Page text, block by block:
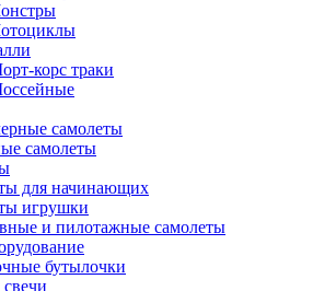
корс траки
самолеты
самолеты
для начинающих
игрушки
и пилотажные самолеты
бутылочки